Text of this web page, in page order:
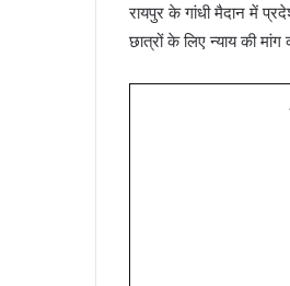
रायपुर के गांधी मैदान में
छात्रों के लिए न्याय की मांग